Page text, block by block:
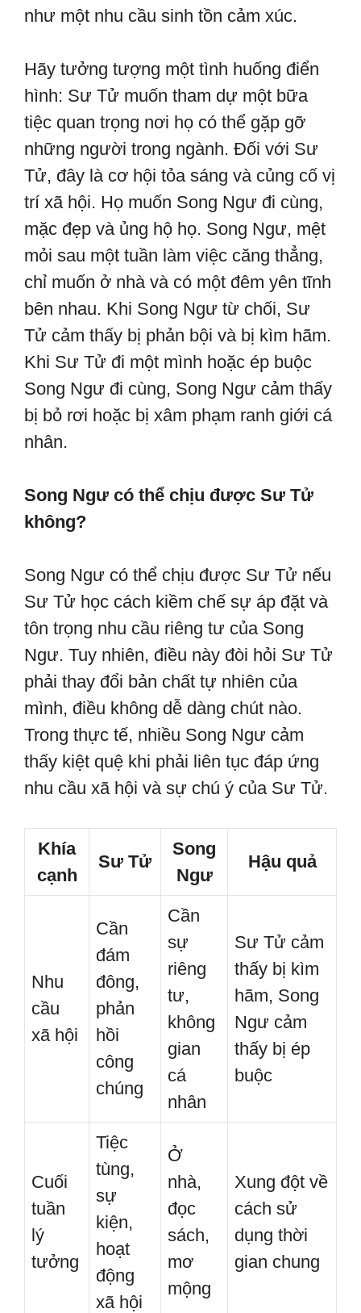
như một nhu cầu sinh tồn cảm xúc.
Hãy tưởng tượng một tình huống điển
hình: Sư Tử muốn tham dự một bữa
tiệc quan trọng nơi họ có thể gặp gỡ
những người trong ngành. Đối với Sư
Tử, đây là cơ hội tỏa sáng và củng cố vị
trí xã hội. Họ muốn Song Ngư đi cùng,
mặc đẹp và ủng hộ họ. Song Ngư, mệt
mỏi sau một tuần làm việc căng thẳng,
chỉ muốn ở nhà và có một đêm yên tĩnh
bên nhau. Khi Song Ngư từ chối, Sư
Tử cảm thấy bị phản bội và bị kìm hãm.
Khi Sư Tử đi một mình hoặc ép buộc
Song Ngư đi cùng, Song Ngư cảm thấy
bị bỏ rơi hoặc bị xâm phạm ranh giới cá
nhân.
Song Ngư có thể chịu được Sư Tử
không?
Song Ngư có thể chịu được Sư Tử nếu
Sư Tử học cách kiềm chế sự áp đặt và
tôn trọng nhu cầu riêng tư của Song
Ngư. Tuy nhiên, điều này đòi hỏi Sư Tử
phải thay đổi bản chất tự nhiên của
mình, điều không dễ dàng chút nào.
Trong thực tế, nhiều Song Ngư cảm
thấy kiệt quệ khi phải liên tục đáp ứng
nhu cầu xã hội và sự chú ý của Sư Tử.
Khía
cạnh
Sư Tử
Song
Ngư
Hậu quả
Nhu
cầu
xã hội
Cần
đám
đông,
phản
hồi
công
chúng
Cần
sự
riêng
tư,
không
gian
cá
nhân
Sư Tử cảm
thấy bị kìm
hãm, Song
Ngư cảm
thấy bị ép
buộc
Cuối
tuần
lý
tưởng
Tiệc
tùng,
sự
kiện,
hoạt
động
xã hội
Ở
nhà,
đọc
sách,
mơ
mộng
Xung đột về
cách sử
dụng thời
gian chung